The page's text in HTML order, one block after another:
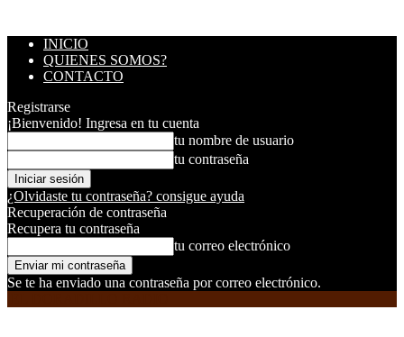
INICIO
QUIENES SOMOS?
CONTACTO
Registrarse
¡Bienvenido! Ingresa en tu cuenta
tu nombre de usuario
tu contraseña
¿Olvidaste tu contraseña? consigue ayuda
Recuperación de contraseña
Recupera tu contraseña
tu correo electrónico
Se te ha enviado una contraseña por correo electrónico.